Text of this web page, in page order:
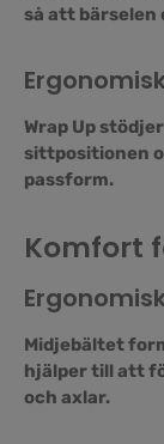
så att
Wrap Up
sittpositionen
passform.
Komfort
Midjebältet
hjälper till att
och axlar.